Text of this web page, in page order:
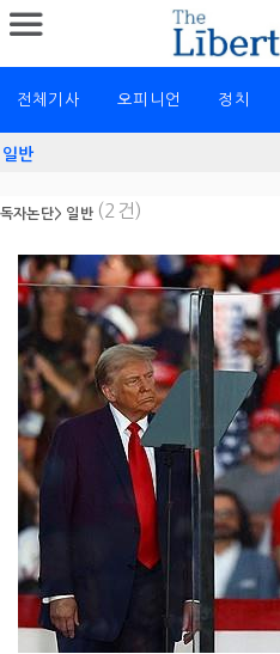
전체기사 오피니언 정치
일반
독자논단> 일반 (2건)